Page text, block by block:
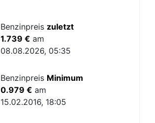
Benzinpreis zuletzt
1.739 € am
08.08.2026, 05:35
Benzinpreis Minimum
0.979 € am
15.02.2016, 18:05